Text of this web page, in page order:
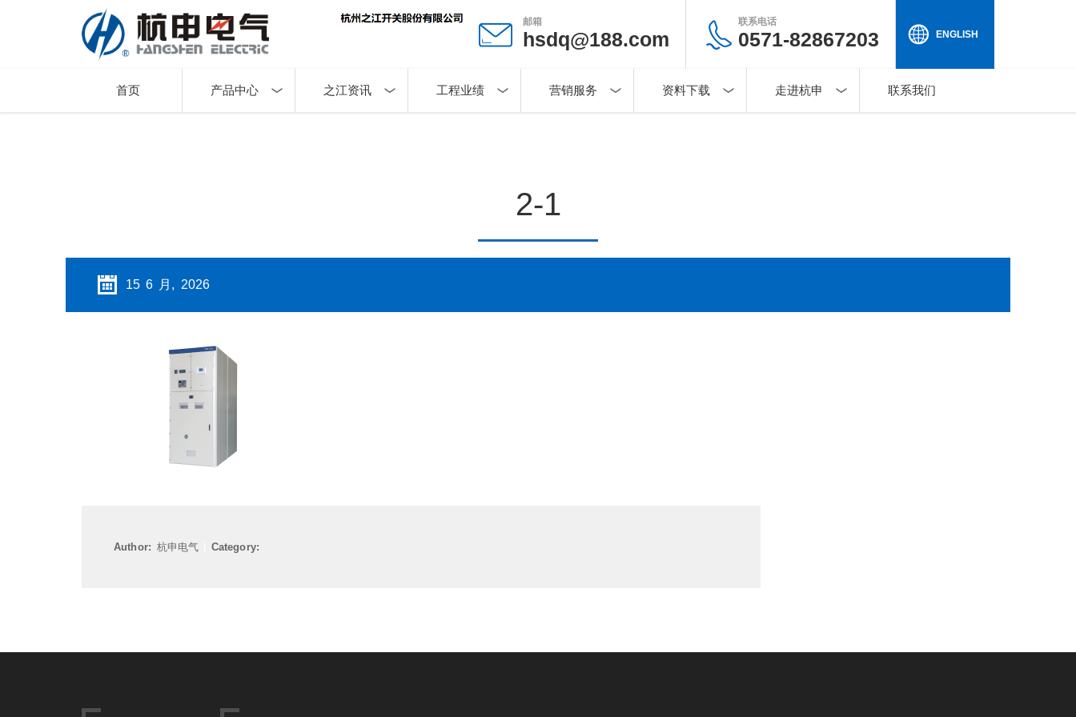
邮箱
hsdq@188.com
联系电话
0571-82867203 ENGLISH
首页 产品中心 之江资讯 工程业绩 营销服务 资料下载 走进杭申 联系我们
2-1
15 6 月, 2026
Author: 杭申电气| Category: